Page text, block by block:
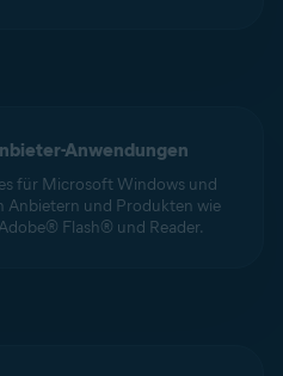
Anwendungen
für Microsoft Windows und
Anbietern und Produkten wie
Flash® und Reader.